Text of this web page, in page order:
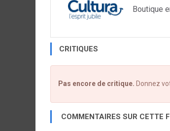
Boutique
CRITIQUES
Pas encore de critique. Donnez
COMMENTAIRES SUR CETTE